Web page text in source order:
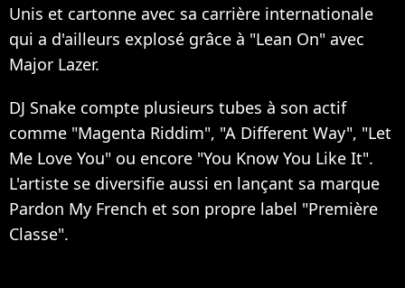
Unis et cartonne avec sa carrière internationale
qui a d'ailleurs explosé grâce à "Lean On" avec
Major Lazer.
DJ Snake compte plusieurs tubes à son actif
comme "Magenta Riddim", "A Different Way", "Let
Me Love You" ou encore "You Know You Like It".
L'artiste se diversifie aussi en lançant sa marque
Pardon My French et son propre label "Première
Classe".